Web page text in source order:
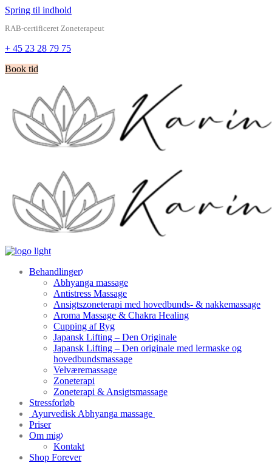
Spring til indhold
RAB-certificeret Zoneterapeut
+ 45 23 28 79 75
Book tid
Behandlinger
Abhyanga massage
Antistress Massage
Ansigtszoneterapi med hovedbunds- & nakkemassage
Aroma Massage & Chakra Healing
Cupping af Ryg
Japansk Lifting – Den Originale
Japansk Lifting – Den originale med lermaske og
hovedbundsmassage
Velværemassage
Zoneterapi
Zoneterapi & Ansigtsmassage
Stressforløb
Ayurvedisk Abhyanga massage
Priser
Om mig
Kontakt
Shop Forever